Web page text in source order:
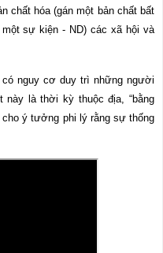
chất hóa (gán một bản chất bất
sự kiện - ND) các xã hội và
nguy cơ duy trì những người
này là thời kỳ thuộc địa, “bằng
ý tưởng phi lý rằng sự thống